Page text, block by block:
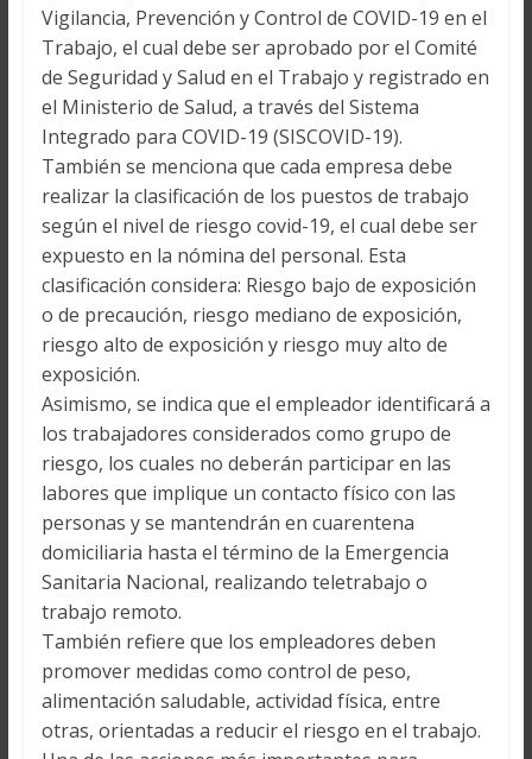
Vigilancia, Prevención y Control de COVID-19 en el
Trabajo, el cual debe ser aprobado por el Comité
de Seguridad y Salud en el Trabajo y registrado en
el Ministerio de Salud, a través del Sistema
Integrado para COVID-19 (SISCOVID-19).
También se menciona que cada empresa debe
realizar la clasificación de los puestos de trabajo
según el nivel de riesgo covid-19, el cual debe ser
expuesto en la nómina del personal. Esta
clasificación considera: Riesgo bajo de exposición
o de precaución, riesgo mediano de exposición,
riesgo alto de exposición y riesgo muy alto de
exposición.
Asimismo, se indica que el empleador identificará a
los trabajadores considerados como grupo de
riesgo, los cuales no deberán participar en las
labores que implique un contacto físico con las
personas y se mantendrán en cuarentena
domiciliaria hasta el término de la Emergencia
Sanitaria Nacional, realizando teletrabajo o
trabajo remoto.
También refiere que los empleadores deben
promover medidas como control de peso,
alimentación saludable, actividad física, entre
otras, orientadas a reducir el riesgo en el trabajo.